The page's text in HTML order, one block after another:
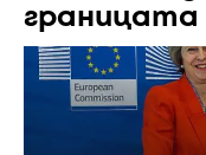
границата